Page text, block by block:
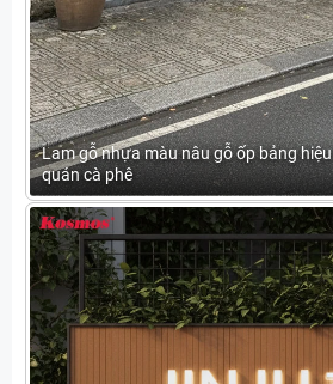
Lam gỗ nhựa màu nâu gỗ ốp bảng
quán cà phê